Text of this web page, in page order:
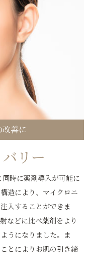
善に
リー
時に薬剤導入が可能に
造により、マイクロニ
入することができま
などに比べ薬剤をより
うになりました。ま
とによりお肌の引き締